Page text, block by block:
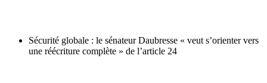
Sécurité globale : le sénateur Daubresse « veut s’orienter vers
une réécriture complète » de l’article 24